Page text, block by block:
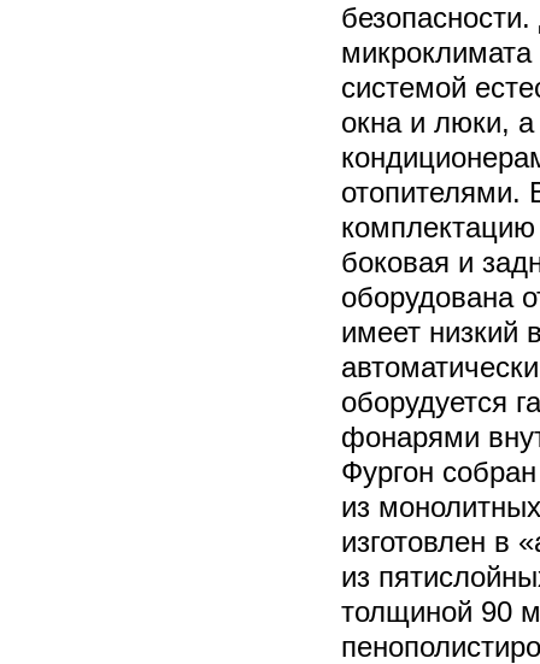
системой
окна и люки,
отопителями.
комплектацию
боковая и
оборудована
имеет низкий
оборудуется
фонарями
Фургон
из
изготовлен в
из
толщиной 90